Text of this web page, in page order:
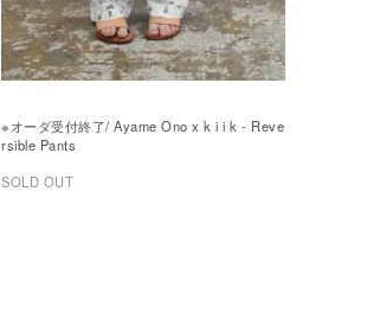
※オーダ受付終了/ Ayame Ono x k i i k - Reve
rsible Pants
SOLD OUT